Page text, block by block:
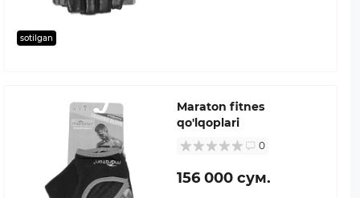
sotilgan
Maraton fitnes
qo'lqoplari
0
156 000 сум.